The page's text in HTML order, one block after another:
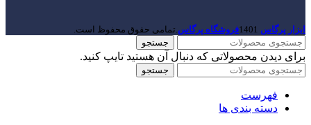
ابزار پرگاس 1401فروشگاه پرگاس .تمامی حقوق محفوظ است.
جستجو
برای دیدن محصولاتی که دنبال آن هستید تایپ کنید.
جستجو
فهرست
دسته بندی ها